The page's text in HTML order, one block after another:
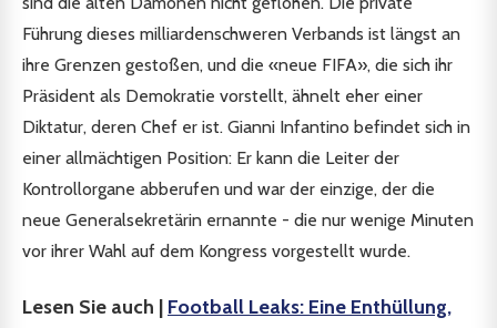
Führung dieses milliardenschweren Verbands ist längst an
ihre Grenzen gestoßen, und die «neue FIFA», die sich ihr
Präsident als Demokratie vorstellt, ähnelt eher einer
Diktatur, deren Chef er ist. Gianni Infantino befindet sich in
einer allmächtigen Position: Er kann die Leiter der
Kontrollorgane abberufen und war der einzige, der die
neue Generalsekretärin ernannte - die nur wenige Minuten
vor ihrer Wahl auf dem Kongress vorgestellt wurde.
Lesen Sie auch | Football Leaks: Eine Enthüllung,